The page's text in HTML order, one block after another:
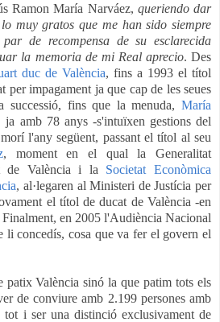
Ramon María Narváez, queriendo dar
muy gratos que me han sido siempre
de recompensa de su esclarecida
la memoria de mi Real aprecio. Des
duc de València, fins a 1993 el títol
per impagament ja que cap de les seues
successió, fins que la menuda, María
ja amb 78 anys -s'intuïxen gestions del
l'any següent, passant el títol al seu
, moment en el qual la Generalitat
de València i la Societat Econòmica
, al·legaren al Ministeri de Justícia per
el títol de ducat de València -en
en 2005 l'Audiència Nacional
li concedís, cosa que va fer el govern el
València sinó la que patim tots els
de conviure amb 2.199 persones amb
i ser una distinció exclusivament de